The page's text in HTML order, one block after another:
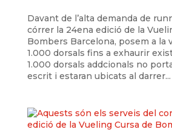
Davant de l’alta demanda de
córrer la 24ena edició de la
Bombers Barcelona, posem a la
1.000 dorsals fins a exhaurir
1.000 dorsals addcionals no
escrit i estaran ubicats al darrer...